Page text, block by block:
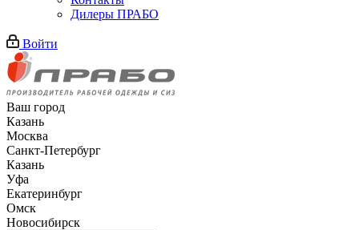
Дилеры ПРАБО
Войти
Ваш город
Казань
Москва
Санкт-Петербург
Казань
Уфа
Екатеринбург
Омск
Новосибирск